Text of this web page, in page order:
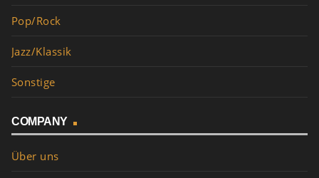
Pop/Rock
Jazz/Klassik
Sonstige
COMPANY
Über uns